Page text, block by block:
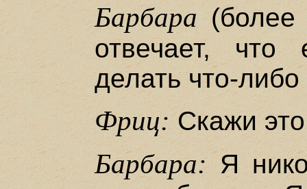
Барбара (более
отвечает,
делать что-
Фриц:Скажи
Барбара:Я